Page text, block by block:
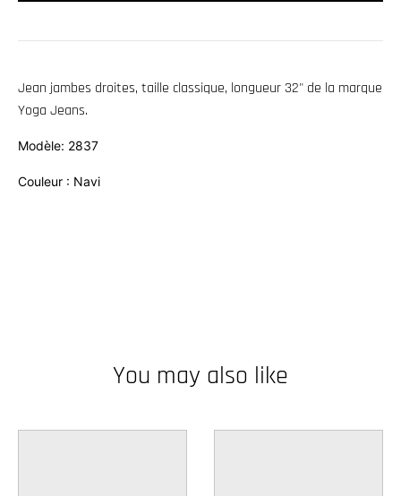
n
l
b
e
Jean jambes droites, taille classique, longueur 32" de la marque
Yoga Jeans.
Modèle: 2837
Couleur : Navi
You may also like